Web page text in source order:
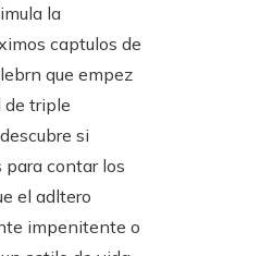
la
captulos de
que empez
de triple
si
para contar los
el adltero
impenitente o